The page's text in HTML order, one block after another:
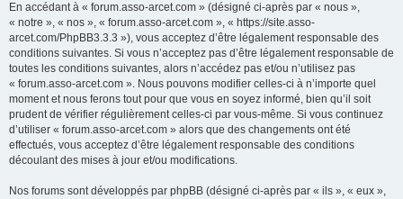
En accédant à « forum.asso-arcet.com » (désigné ci-après par « nous »,
« notre », « nos », « forum.asso-arcet.com », « https://site.asso-
arcet.com/PhpBB3.3.3 »), vous acceptez d’être légalement responsable des
conditions suivantes. Si vous n’acceptez pas d’être légalement responsable de
toutes les conditions suivantes, alors n’accédez pas et/ou n’utilisez pas
« forum.asso-arcet.com ». Nous pouvons modifier celles-ci à n’importe quel
moment et nous ferons tout pour que vous en soyez informé, bien qu’il soit
prudent de vérifier régulièrement celles-ci par vous-même. Si vous continuez
d’utiliser « forum.asso-arcet.com » alors que des changements ont été
effectués, vous acceptez d’être légalement responsable des conditions
découlant des mises à jour et/ou modifications.
Nos forums sont développés par phpBB (désigné ci-après par « ils », « eux »,